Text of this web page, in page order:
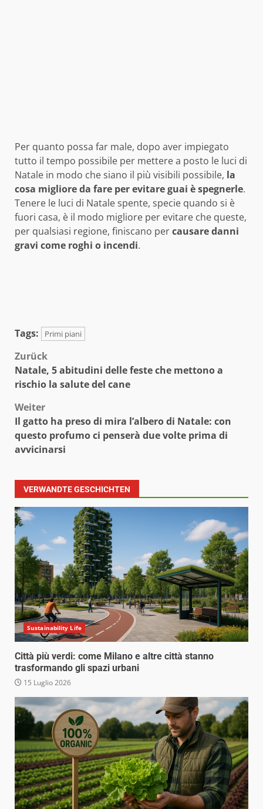
Per quanto possa far male, dopo aver impiegato
tutto il tempo possibile per mettere a posto le luci di
Natale in modo che siano il più visibili possibile, la
cosa migliore da fare per evitare guai è spegnerle.
Tenere le luci di Natale spente, specie quando si è
fuori casa, è il modo migliore per evitare che queste,
per qualsiasi regione, finiscano percausare danni
gravi come roghi o incendi.
Tags: Primi piani
Beitragsnavigation
Zurück
Natale, 5 abitudini delle feste che mettono a
rischio la salute del cane
Weiter
Il gatto ha preso di mira l’albero di Natale: con
questo profumo ci penserà due volte prima di
avvicinarsi
VERWANDTE GESCHICHTEN
Sustainability Life
Città più verdi: come Milano e altre città stanno
trasformando gli spazi urbani
15 Luglio 2026